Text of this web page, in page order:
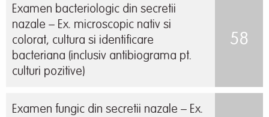
Examen bacteriologic din secretii
nazale – Ex. microscopic nativ si
colorat, cultura si identificare
bacteriana (inclusiv antibiograma pt.
culturi pozitive)
58
Examen fungic din secretii nazale – Ex.